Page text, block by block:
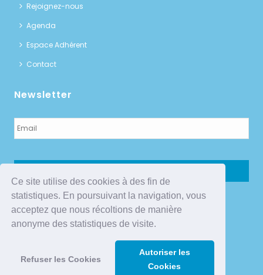
Ce site utilise des cookies à des fin de
statistiques. En poursuivant la navigation, vous
acceptez que nous récoltions de manière
anonyme des statistiques de visite.
Refuser les Cookies
Autoriser les
Cookies
Rejoignez-nous
Agenda
Espace Adhérent
Contact
Newsletter
mail
Association du GEIP
Centre d’Affaires du Val d’Or